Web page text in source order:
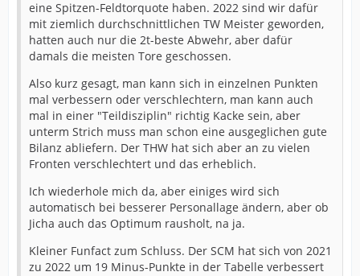
eine Spitzen-Feldtorquote haben. 2022 sind wir dafür
mit ziemlich durchschnittlichen TW Meister geworden,
hatten auch nur die 2t-beste Abwehr, aber dafür
damals die meisten Tore geschossen.
Also kurz gesagt, man kann sich in einzelnen Punkten
mal verbessern oder verschlechtern, man kann auch
mal in einer "Teildisziplin" richtig Kacke sein, aber
unterm Strich muss man schon eine ausgeglichen gute
Bilanz abliefern. Der THW hat sich aber an zu vielen
Fronten verschlechtert und das erheblich.
Ich wiederhole mich da, aber einiges wird sich
automatisch bei besserer Personallage ändern, aber ob
Jicha auch das Optimum rausholt, na ja.
Kleiner Funfact zum Schluss. Der SCM hat sich von 2021
zu 2022 um 19 Minus-Punkte in der Tabelle verbessert